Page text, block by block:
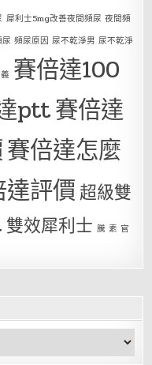
犀利士5mg改善夜間頻尿 夜間頻
頻尿原因 尿不乾淨男 尿不乾淨
賽倍達100
ptt賽倍達
賽倍達怎麼
評價超級雙
雙效犀利士 騰 素 官